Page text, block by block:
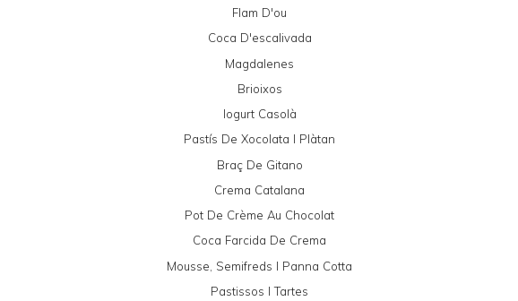
Flam D'ou
Coca D'escalivada
Magdalenes
Brioixos
Iogurt Casolà
Pastís De Xocolata I Plàtan
Braç De Gitano
Crema Catalana
Pot De Crème Au Chocolat
Coca Farcida De Crema
Mousse, Semifreds I Panna Cotta
Pastissos I Tartes